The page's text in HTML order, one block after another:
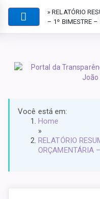
» RELATÓRIO
– 1º BIMESTRE
Você está em:
Home
»
RELATÓRIO
ORÇAMENTÁRIA